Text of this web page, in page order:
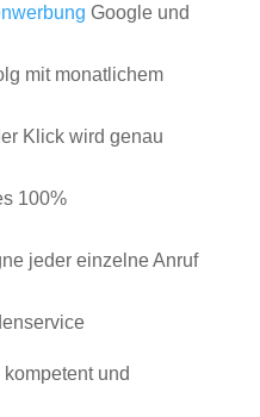
Google und
mit monatlichem
Klick wird genau
100%
jeder einzelne Anruf
und